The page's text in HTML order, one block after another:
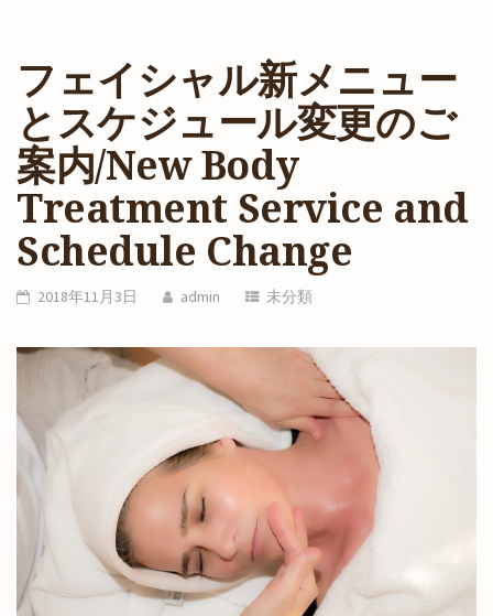
フェイシャル新メニュー
とスケジュール変更のご
案内/New Body
Treatment Service and
Schedule Change
2018年11月3日 admin 未分類